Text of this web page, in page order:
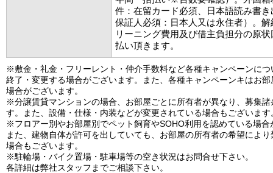
件：在留カード必須、日本語読み書
保証人必須：日本人又は永住者）。
リーニング費用及び借主負担分の原
払い頂きます。
※敷金・礼金・フリーレント・仲介手数料など各種キャンペーンにつ
終了・変更する場合がございます。また、各種キャンペーンキはお
場合がございます。
※分譲賃貸マンションの場合、お部屋ごとに所有者が異なり、募集諸
す。また、設備・仕様・内装などが変更されている場合もございます
※フロアー別やお部屋別でペット飼育やSOHO利用を認めている場合
また、建物自体が許可を出していても、お部屋の所有者の希望によ
場合もございます。
※駐輪場・バイク置場・駐車場等の空き状況はお問合せ下さい。
各詳細は弊社スタッフまでご相談下さい。